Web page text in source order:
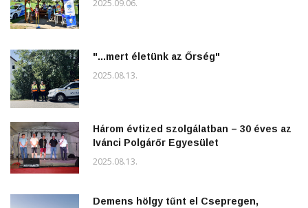
2025.09.06.
"...mert életünk az Őrség"
2025.08.13.
Három évtized szolgálatban – 30 éves az
Ivánci Polgárőr Egyesület
2025.08.13.
Demens hölgy tűnt el Csepregen,